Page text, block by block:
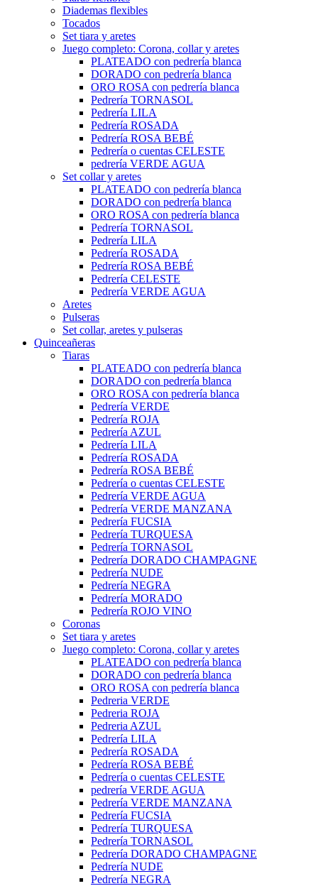
Diademas flexibles
Tocados
Set tiara y aretes
Juego completo: Corona, collar y aretes
PLATEADO con pedrería blanca
DORADO con pedrería blanca
ORO ROSA con pedrería blanca
Pedrería TORNASOL
Pedrería LILA
Pedrería ROSADA
Pedrería ROSA BEBÉ
Pedrería o cuentas CELESTE
pedrería VERDE AGUA
Set collar y aretes
PLATEADO con pedrería blanca
DORADO con pedrería blanca
ORO ROSA con pedrería blanca
Pedrería TORNASOL
Pedrería LILA
Pedrería ROSADA
Pedrería ROSA BEBÉ
Pedrería CELESTE
Pedrería VERDE AGUA
Aretes
Pulseras
Set collar, aretes y pulseras
Quinceañeras
Tiaras
PLATEADO con pedrería blanca
DORADO con pedrería blanca
ORO ROSA con pedrería blanca
Pedrería VERDE
Pedrería ROJA
Pedrería AZUL
Pedrería LILA
Pedrería ROSADA
Pedrería ROSA BEBÉ
Pedrería o cuentas CELESTE
Pedrería VERDE AGUA
Pedrería VERDE MANZANA
Pedrería FUCSIA
Pedrería TURQUESA
Pedrería TORNASOL
Pedrería DORADO CHAMPAGNE
Pedrería NUDE
Pedrería NEGRA
Pedrería MORADO
Pedrería ROJO VINO
Coronas
Set tiara y aretes
Juego completo: Corona, collar y aretes
PLATEADO con pedrería blanca
DORADO con pedrería blanca
ORO ROSA con pedrería blanca
Pedreria VERDE
Pedreria ROJA
Pedreria AZUL
Pedrería LILA
Pedrería ROSADA
Pedrería ROSA BEBÉ
Pedrería o cuentas CELESTE
pedrería VERDE AGUA
Pedrería VERDE MANZANA
Pedrería FUCSIA
Pedrería TURQUESA
Pedrería TORNASOL
Pedrería DORADO CHAMPAGNE
Pedrería NUDE
Pedrería NEGRA